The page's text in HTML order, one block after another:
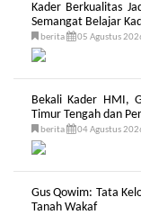
Kader Berkualitas
Semangat Belajar
berita 05 Agustus
Bekali Kader HMI,
Timur Tengah dan
berita 04 Agustus
Gus Qowim: Tata
Tanah Wakaf